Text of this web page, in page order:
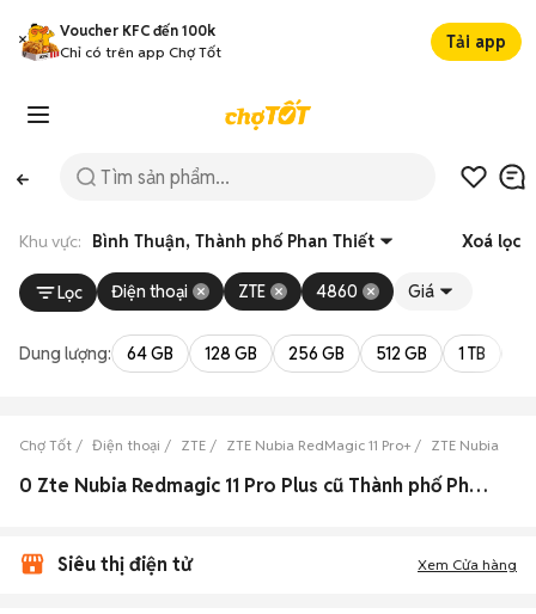
Voucher KFC đến 100k
Chỉ có trên app Chợ Tốt
Tải app
Khu vực: Bình Thuận, Thành phố Phan Thiết Xoá lọc
Lọc Điện thoại ZTE 4860 Giá
Dung lượng: 64 GB 128 GB 256 GB 512 GB 1 TB
Chợ Tốt Điện thoại ZTE ZTE Nubia RedMagic 11 Pro+ ZTE Nubia
0 Zte Nubia Redmagic 11 Pro Plus cũ Thành phố Phan Thiết, Bình Thuận đẹp
Siêu thị điện tử Xem Cửa hàng